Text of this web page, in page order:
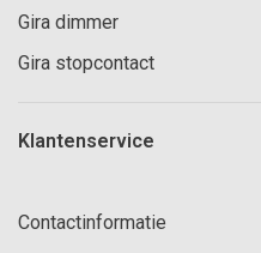
Gira dimmer
Gira stopcontact
Klantenservice
Contactinformatie